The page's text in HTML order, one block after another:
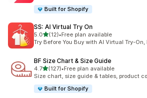
Built for Shopify
SS: AI Virtual Try On
5.0별 5개 중
(12)
총 리뷰 12개
•Free plan available
Try Before You Buy with AI Virtual Try-
BF Size Chart & Size Guide
4.7별 5개 중
(127)
총 리뷰 127개
•Free plan available
Size chart, size guide & tables, product
Built for Shopify